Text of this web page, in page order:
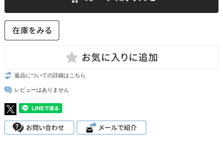
返品についての詳細はこちら
レビューはありません